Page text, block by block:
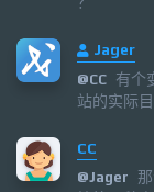
Jager
@CC 有个
站的实际
CC
@Jager